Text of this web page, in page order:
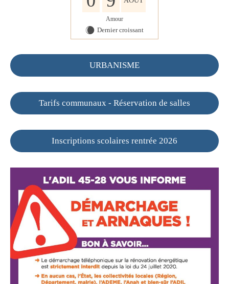
Amour
X Dernier croissant
URBANISME
Tarifs communaux - Réservation de salles
Inscriptions scolaires rentrée 2026